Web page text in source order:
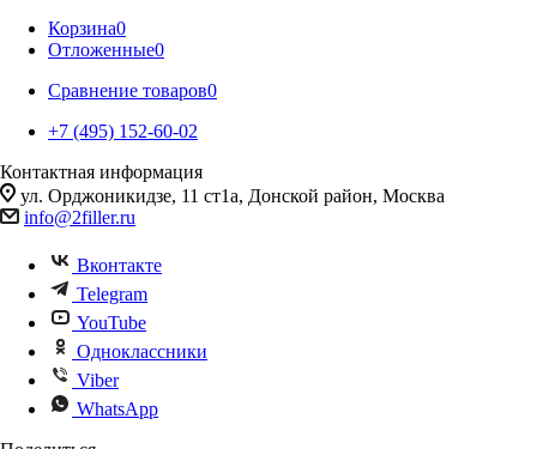
Корзина0
Отложенные0
Сравнение товаров0
+7 (495) 152-60-02
Контактная информация
ул. Орджоникидзе, 11 ст1а, Донской район, Москва
info@2filler.ru
Вконтакте
Telegram
YouTube
Одноклассники
Viber
WhatsApp